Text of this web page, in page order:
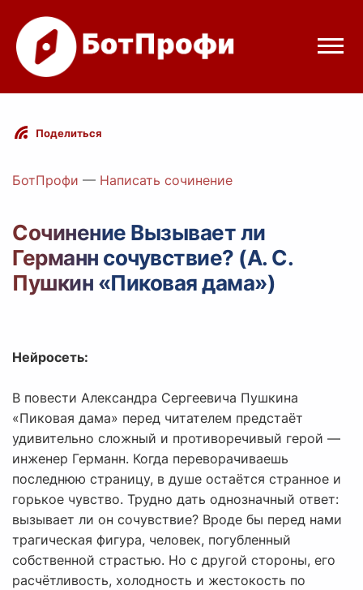
Режимы бота
Цены
Вход с Telegram
Поделиться
БотПрофи — Написать сочинение
Сочинение Вызывает ли
Германн сочувствие? (А. С.
Пушкин «Пиковая дама»)
Нейросеть:
В повести Александра Сергеевича Пушкина
«Пиковая дама» перед читателем предстаёт
удивительно сложный и противоречивый герой —
инженер Германн. Когда переворачиваешь
последнюю страницу, в душе остаётся странное и
горькое чувство. Трудно дать однозначный ответ:
вызывает ли он сочувствие? Вроде бы перед нами
трагическая фигура, человек, погубленный
собственной страстью. Но с другой стороны, его
расчётливость, холодность и жестокость по